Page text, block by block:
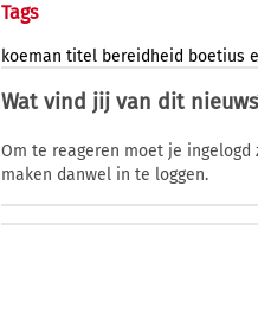
Tags
koeman titel bereidheid boetius
Wat vind jij van dit
Om te reageren moet je
maken danwel in te loggen.